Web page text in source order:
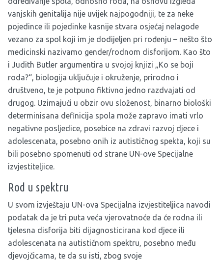
vanjskih genitalija nije uvijek najpogodniji, te za neke
pojedince ili pojedinke kasnije stvara osjećaj nelagode
vezano za spol koji im je dodijeljen pri rođenju – nešto što
medicinski nazivamo gender/rodnom disforijom. Kao što
i Judith Butler argumentira u svojoj knjizi „Ko se boji
roda?“, biologija uključuje i okruženje, prirodno i
društveno, te je potpuno fiktivno jedno razdvajati od
drugog. Uzimajući u obzir ovu složenost, binarno biološki
determinisana definicija spola može zapravo imati vrlo
negativne posljedice, posebice na zdravi razvoj djece i
adolescenata, posebno onih iz autističnog spekta, koji su
bili posebno spomenuti od strane UN-ove Specijalne
izvjestiteljice.
Rod u spektru
U svom izvještaju UN-ova Specijalna izvjestiteljica navodi
podatak da je tri puta veća vjerovatnoće da će rodna ili
tjelesna disforija biti dijagnosticirana kod djece ili
adolescenata na autističnom spektru, posebno među
djevojčicama, te da su isti, zbog svoje